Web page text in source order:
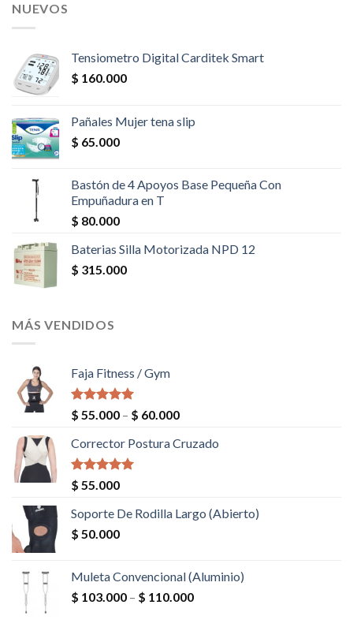
NUEVOS
Tensiometro Digital Carditek Smart
$ 160.000
Pañales Mujer tena slip
$ 65.000
Bastón de 4 Apoyos Base Pequeña Con
Empuñadura en T
$ 80.000
Baterias Silla Motorizada NPD 12
$ 315.000
MÁS VENDIDOS
Faja Fitness / Gym
Valorado en
5.00
$ 55.000 – $ 60.000
Corrector Postura Cruzado
Valorado en
5.00
$ 55.000
Soporte De Rodilla Largo (Abierto)
$ 50.000
Muleta Convencional (Aluminio)
$ 103.000 – $ 110.000